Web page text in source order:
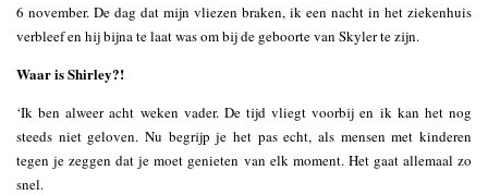
6 november. De dag dat mijn vliezen braken, ik een nacht in het ziekenhuis
verbleef en hij bijna te laat was om bij de geboorte van Skyler te zijn.
Waar is Shirley?!
‘Ik ben alweer acht weken vader. De tijd vliegt voorbij en ik kan het nog
steeds niet geloven. Nu begrijp je het pas echt, als mensen met kinderen
tegen je zeggen dat je moet genieten van elk moment. Het gaat allemaal zo
snel.